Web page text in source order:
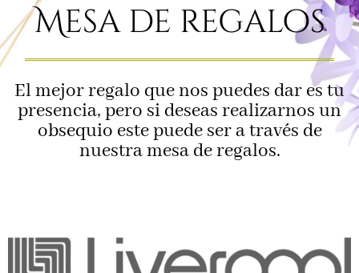
Mesa de regalos
El mejor regalo que nos puedes dar es tu
presencia, pero si deseas realizarnos un
obsequio este puede ser a través de
nuestra mesa de regalos.